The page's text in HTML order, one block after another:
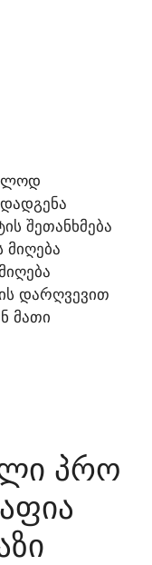
ᲨᲔᲗᲐᲜᲮᲛᲔᲑᲐ
ᲛᲘᲦᲔᲑᲐ
ᲓᲐᲠᲦᲕᲔᲕᲘᲗ
ᲛᲐᲗᲘ
ᲞᲠᲝ